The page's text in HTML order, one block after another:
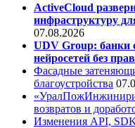
ActiveCloud
инфраструктуру
07.08.2026
UDV Group: банки
нейросетей без
Фасадные
благоустройства
возвратов и
Изменения API,